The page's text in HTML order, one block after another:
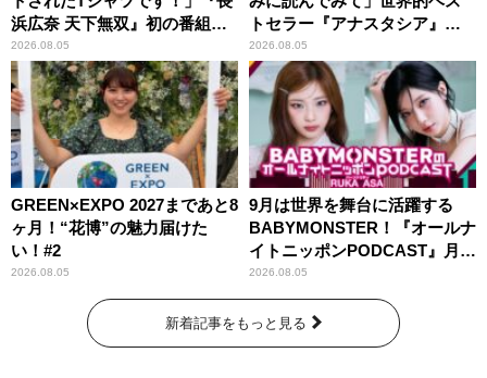
浜広奈 天下無双』初の番組グ
ッズ発売
2026.08.05
トセラー『アナスタシア』を
紹介
2026.08.05
GREEN×EXPO 2027まであと8
ヶ月！“花博”の魅力届けた
い！#2
2026.08.05
9月は世界を舞台に活躍する
BABYMONSTER！『オールナ
イトニッポンPODCAST』月替
わりパーソナリティ
2026.08.05
新着記事をもっと見る